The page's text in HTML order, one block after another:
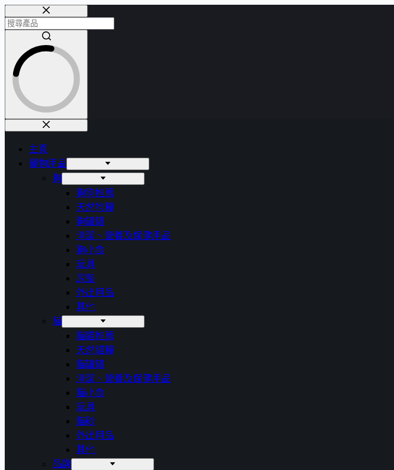
主頁
寵物用品
狗
狗狗推薦
天然狗糧
狗罐罐
清潔、營養及保健用品
狗小食
玩具
尿墊
外出用品
其他
貓
貓貓推薦
天然貓糧
貓罐罐
清潔、營養及保健用品
貓小食
玩具
貓砂
外出用品
其他
品牌